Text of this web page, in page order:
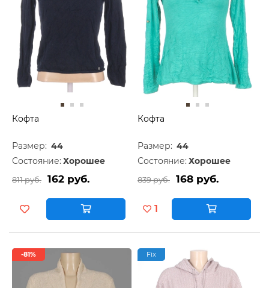
Кофта
Размер: 44
Состояние: Хорошее
811 руб. 162 руб.
Кофта
Размер: 44
Состояние: Хорошее
839 руб. 168 руб.
1
-81% Fix